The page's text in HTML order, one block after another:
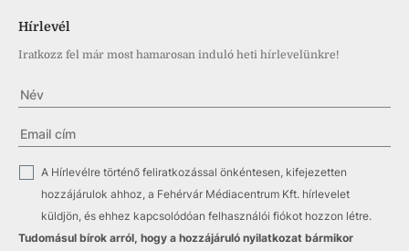
Hírlevél
Iratkozz fel már most hamarosan induló heti hírlevelünkre!
✓
A Hírlevélre történő feliratkozással önkéntesen, kifejezetten
hozzájárulok ahhoz, a Fehérvár Médiacentrum Kft. hírlevelet
küldjön, és ehhez kapcsolódóan felhasználói fiókot hozzon létre.
Tudomásul bírok arról, hogy a hozzájáruló nyilatkozat bármikor